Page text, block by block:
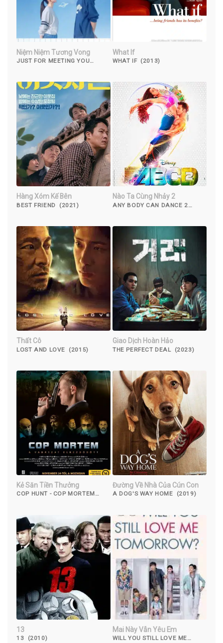
Niệm Niệm Tương Vong
JUST FOR MEETING YOU
What If
WHAT IF (2013)
Hàng Xóm Kế Bên
BEST FRIEND (2021)
Nào Ta Cùng Nhảy 2
ANY BODY CAN DANCE 2
Thất Cô
LOST AND LOVE (2015)
Giao Dịch Hoàn Hảo
THE PERFECT DEAL (2023)
Kẻ Săn Tiền Thưởng
COP HUNT - COP MORTEM
Đường Về Nhà Của Cún Con
A DOG'S WAY HOME (2019)
13
13 (2010)
Mai Này Vẫn Yêu Em
WILL YOU STILL LOVE ME